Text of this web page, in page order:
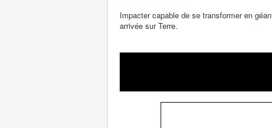
Impacter capable de se transformer en
arrivée sur Terre.